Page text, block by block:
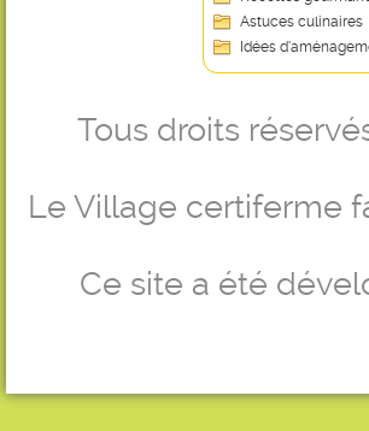
Astuces culinaires
Idées
Tous droits
Le Village certiferme
Ce site a été